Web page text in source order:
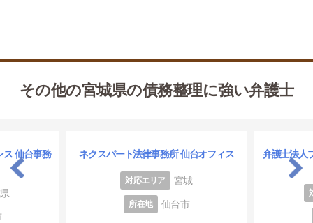
その他の宮城県の債務整理に強い弁護士
ス 仙台事務 ネクスパート法律事務所 仙台オフィス
対応エリア 宮城
所在地 仙台市
弁護士法人